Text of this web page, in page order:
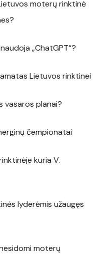
moterų rinktinė
„ChatGPT“?
Lietuvos rinktinei
vasaros planai?
čempionatai
kuria V.
lyderėmis užaugęs
moterų